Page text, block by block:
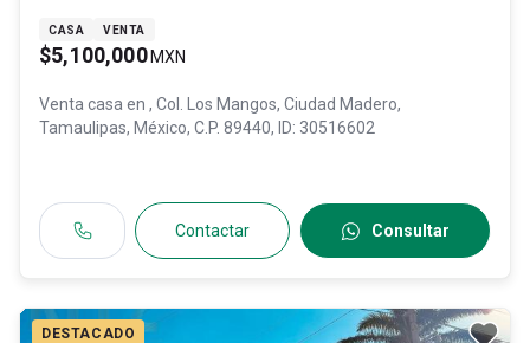
CASA VENTA
$5,100,000 MXN
Venta casa en , Col. Los Mangos, Ciudad Madero,
Tamaulipas, México, C.P. 89440, ID: 30516602
Contactar Consultar
DESTACADO